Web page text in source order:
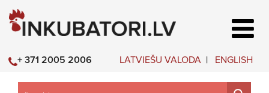
LATVIEŠU VALODA ENGLISH
+ 371 2005 2006